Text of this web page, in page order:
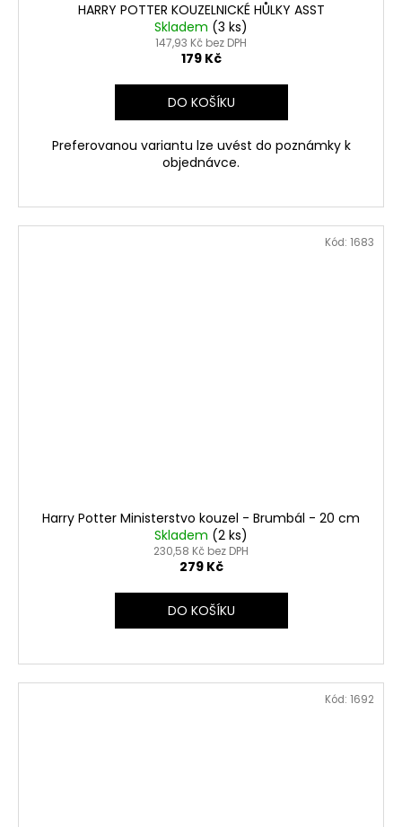
HARRY POTTER KOUZELNICKÉ HŮLKY ASST
Skladem (3 ks)
147,93 Kč bez DPH
179 Kč
DO KOŠÍKU
Preferovanou variantu lze uvést do poznámky k
objednávce.
Harry Potter Ministerstvo kouzel - Brumbál - 20 cm
Skladem (2 ks)
230,58 Kč bez DPH
279 Kč
DO KOŠÍKU
Kód: 1683
Kód: 1692